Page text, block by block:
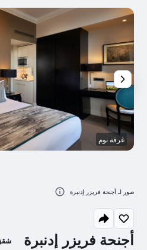
أجنحة فريزر إدنبرة
غرفة نوم
صور لـ أجنحة فريزر إدنبرة